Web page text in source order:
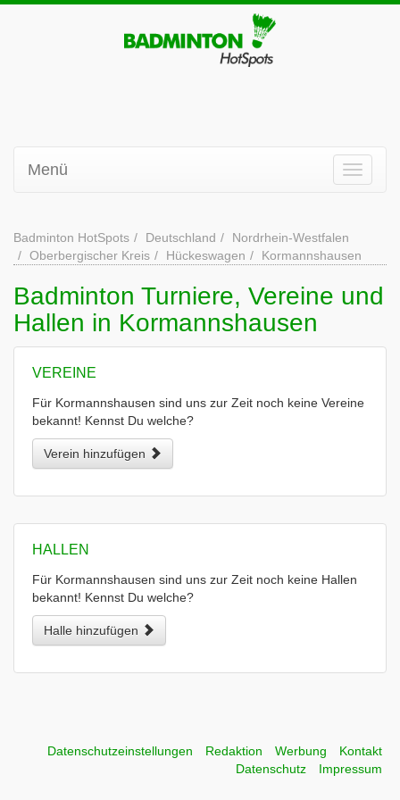
Menü
Badminton HotSpots Deutschland
Nordrhein-Westfalen
Oberbergischer Kreis
Hückeswagen Kormannshausen
Badminton Turniere, Vereine und
Hallen in Kormannshausen
VEREINE
Für Kormannshausen sind uns zur Zeit noch keine Vereine
bekannt! Kennst Du welche?
Verein hinzufügen
HALLEN
Für Kormannshausen sind uns zur Zeit noch keine Hallen
bekannt! Kennst Du welche?
Halle hinzufügen
Datenschutzeinstellungen Redaktion Werbung
Kontakt
Datenschutz
Impressum